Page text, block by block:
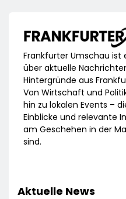
Frankfurter Umschau ist
über aktuelle
Hintergründe aus
Von Wirtschaft und
hin zu lokalen Events –
Einblicke und relevante
am Geschehen in der
sind.
Aktuelle News